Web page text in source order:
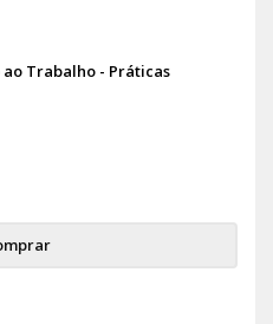
Trabalho - Práticas